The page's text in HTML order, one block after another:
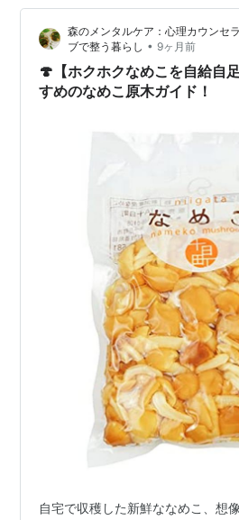
は「小峰桜」と呼ばれ、親しまれ
で新種の桜とわかり昭和４９年に
ることから「河津桜」と命名され
森のメンタルケア：心理カウンセ
ブで整う暮らし • 9ヶ月前
🍄【ホクホクなめこを自給自
すめのなめこ原木ガイド！
自宅で収穫した新鮮ななめこ、想